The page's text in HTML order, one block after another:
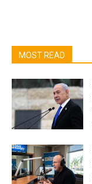
MOST READ